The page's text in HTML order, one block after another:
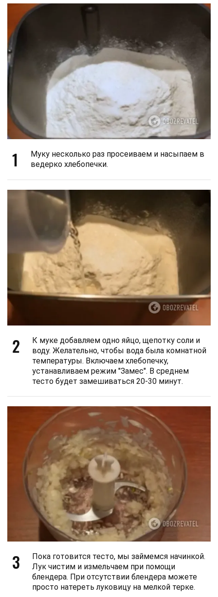
1
Муку несколько раз просеиваем и насыпаем в
ведерко хлебопечки.
2
К муке добавляем одно яйцо, щепотку соли и
воду. Желательно, чтобы вода была комнатной
температуры. Включаем хлебопечку,
устанавливаем режим "Замес". В среднем
тесто будет замешиваться 20-30 минут.
3
Пока готовится тесто, мы займемся начинкой.
Лук чистим и измельчаем при помощи
блендера. При отсутствии блендера можете
просто натереть луковицу на мелкой терке.